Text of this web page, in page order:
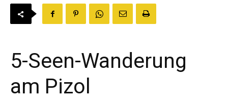
5-Seen-Wanderung
am Pizol